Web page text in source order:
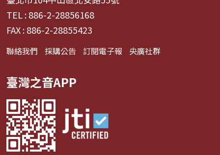
TEL : 886-2-28856168
FAX : 886-2-28855423
聯絡我們 採購公告 訂閱電子報 央廣社群
臺灣之音APP